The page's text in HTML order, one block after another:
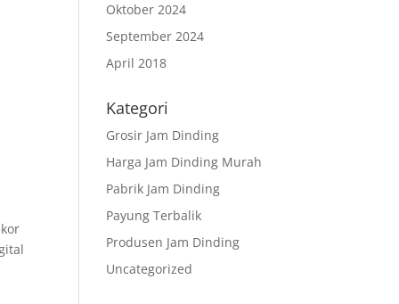
Oktober 2024
September 2024
April 2018
Kategori
Grosir Jam Dinding
Harga Jam Dinding Murah
Pabrik Jam Dinding
Payung Terbalik
Produsen Jam Dinding
Uncategorized